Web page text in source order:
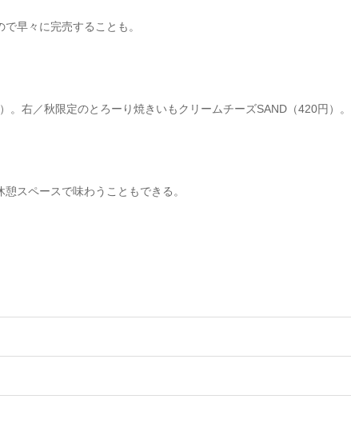
早々に完売することも。
。右／秋限定のとろーり焼きいもクリームチーズSAND（420円）
スペースで味わうこともできる。